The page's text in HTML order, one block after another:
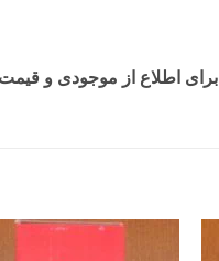
برای اطلاع از موجودی و قیمت این محصول با